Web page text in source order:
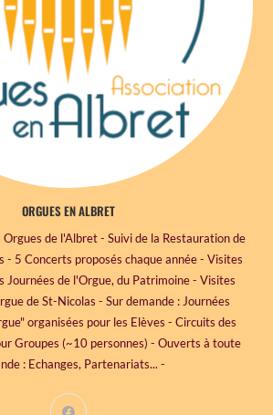
ORGUES EN ALBRET
de l'Albret - Suivi de la Restauration de
- 5 Concerts proposés chaque année - Visites
Journées de l'Orgue, du Patrimoine - Visites
de St-Nicolas - Sur demande : Journées
organisées pour les Elèves - Circuits des
Groupes (~10 personnes) - Ouverts à toute
: Echanges, Partenariats... -